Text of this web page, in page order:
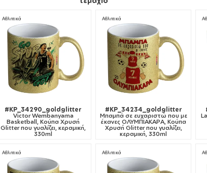
Αθλητικά
#KP_34290_goldglitter
Victor Wembanyama
Basketball, Κούπα Χρυσή
Glitter που γυαλίζει, κεραμική,
330ml
Αθλητικά
#KP_34234_goldglitter
Μπαμπά σε ευχαριστώ που με
έκανες ΟΛΥΜΠΙΑΚΑΡΑ, Κούπα
Χρυσή Glitter που γυαλίζει,
κεραμική, 330ml
Αθλητικά Αθλητικά